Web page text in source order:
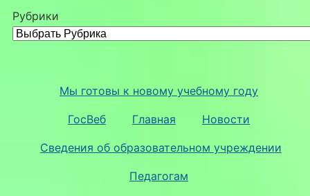
Рубрики
Мы готовы к новому учебному году
ГосВеб Главная Новости
Сведения об образовательном учреждении
Педагогам